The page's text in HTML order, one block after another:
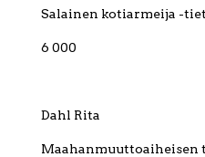
Salainen kotiarmeija -
6 000
Dahl Rita